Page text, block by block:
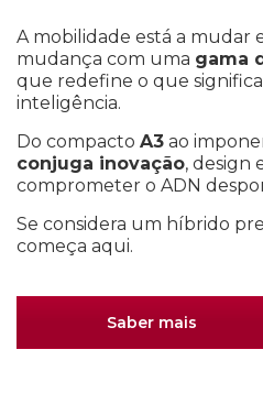
A mobilidade está a mudar
mudança com uma gama
que redefine o que
inteligência.
Do compacto A3 ao
conjuga inovação, design
comprometer o ADN
Se considera um híbrido
começa aqui.
Saber mais